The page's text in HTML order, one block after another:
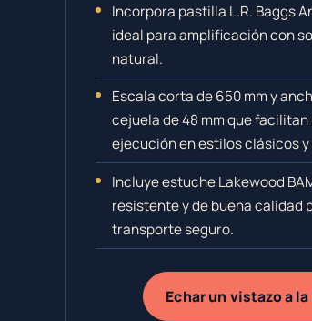
Incorpora pastilla L.R. Baggs
ideal para amplificación con
natural.
Escala corta de 650 mm y
cejuela de 48 mm que facilitan
ejecución en estilos clásicos
Incluye estuche Lakewood
resistente y de buena calidad
transporte seguro.
Echar un vistazo a